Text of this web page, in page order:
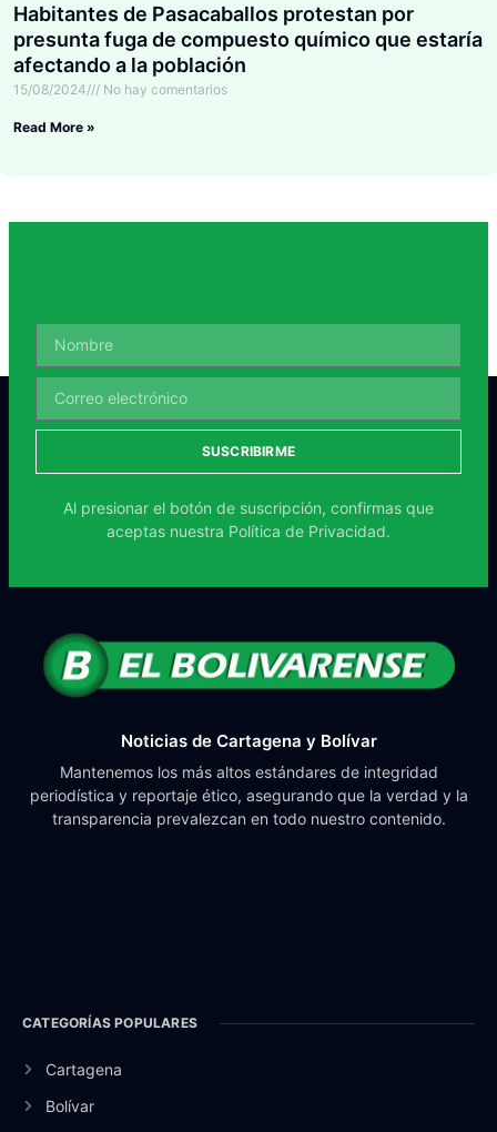
Habitantes de Pasacaballos protestan por
presunta fuga de compuesto químico que estaría
afectando a la población
15/08/2024 No hay comentarios
Read More »
SUSCRIBIRME
Al presionar el botón de suscripción, confirmas que
aceptas nuestra Política de Privacidad.
Noticias de Cartagena y Bolívar
Mantenemos los más altos estándares de integridad
periodística y reportaje ético, asegurando que la verdad y la
transparencia prevalezcan en todo nuestro contenido.
CATEGORÍAS POPULARES
Cartagena
Bolívar